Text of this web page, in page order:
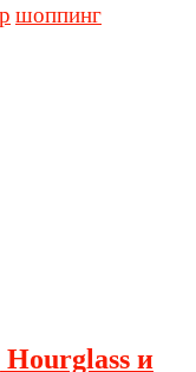
шоппинг
Hourglass и